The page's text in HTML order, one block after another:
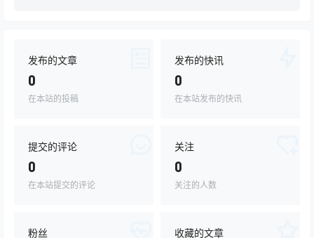
发布的文章
0
在本站的投稿
发布的快讯
0
在本站发布的快讯
提交的评论
0
在本站提交的评论
关注
0
关注的人数
粉丝 收藏的文章